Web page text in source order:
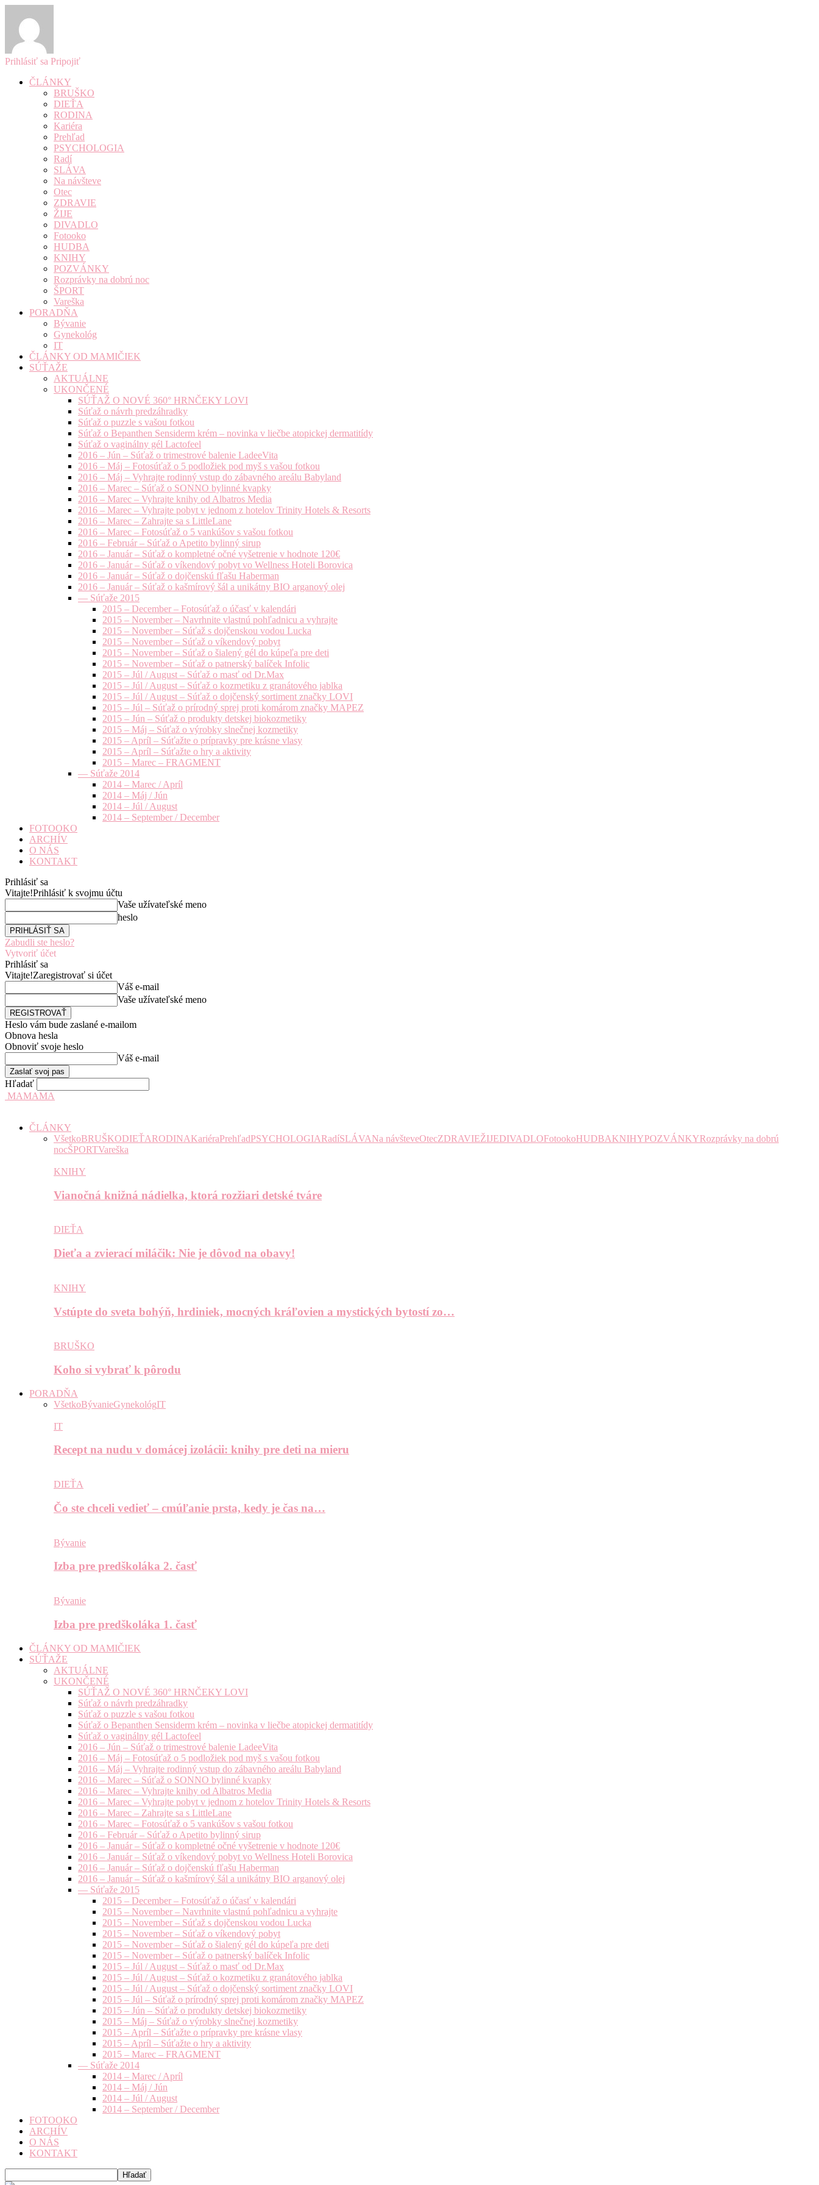
Prihlásiť sa Pripojiť
ČLÁNKY
BRUŠKO
DIEŤA
RODINA
Kariéra
Prehľad
PSYCHOLOGIA
Radí
SLÁVA
Na návšteve
Otec
ZDRAVIE
ŽIJE
DIVADLO
Fotooko
HUDBA
KNIHY
POZVÁNKY
Rozprávky na dobrú noc
ŠPORT
Vareška
PORADŇA
Bývanie
Gynekológ
IT
ČLÁNKY OD MAMIČIEK
SÚŤAŽE
AKTUÁLNE
UKONČENÉ
SÚŤAŽ O NOVÉ 360° HRNČEKY LOVI
Súťaž o návrh predzáhradky
Súťaž o puzzle s vašou fotkou
Súťaž o Bepanthen Sensiderm krém – novinka v liečbe atopickej dermatitídy
Súťaž o vaginálny gél Lactofeel
2016 – Jún – Súťaž o trimestrové balenie LadeeVita
2016 – Máj – Fotosúťaž o 5 podložiek pod myš s vašou fotkou
2016 – Máj – Vyhrajte rodinný vstup do zábavného areálu Babyland
2016 – Marec – Súťaž o SONNO bylinné kvapky
2016 – Marec – Vyhrajte knihy od Albatros Media
2016 – Marec – Vyhrajte pobyt v jednom z hotelov Trinity Hotels & Resorts
2016 – Marec – Zahrajte sa s LittleLane
2016 – Marec – Fotosúťaž o 5 vankúšov s vašou fotkou
2016 – Február – Súťaž o Apetito bylinný sirup
2016 – Január – Súťaž o kompletné očné vyšetrenie v hodnote 120€
2016 – Január – Súťaž o víkendový pobyt vo Wellness Hoteli Borovica
2016 – Január – Súťaž o dojčenskú fľašu Haberman
2016 – Január – Súťaž o kašmírový šál a unikátny BIO arganový olej
— Súťaže 2015
2015 – December – Fotosúťaž o účasť v kalendári
2015 – November – Navrhnite vlastnú pohľadnicu a vyhrajte
2015 – November – Súťaž s dojčenskou vodou Lucka
2015 – November – Súťaž o víkendový pobyt
2015 – November – Súťaž o šialený gél do kúpeľa pre deti
2015 – November – Súťaž o patnerský balíček Infolic
2015 – Júl / August – Súťaž o masť od Dr.Max
2015 – Júl / August – Súťaž o kozmetiku z granátového jablka
2015 – Júl / August – Súťaž o dojčenský sortiment značky LOVI
2015 – Júl – Súťaž o prírodný sprej proti komárom značky MAPEZ
2015 – Jún – Súťaž o produkty detskej biokozmetiky
2015 – Máj – Súťaž o výrobky slnečnej kozmetiky
2015 – Apríl – Súťažte o prípravky pre krásne vlasy
2015 – Apríl – Súťažte o hry a aktivity
2015 – Marec – FRAGMENT
— Súťaže 2014
2014 – Marec / Apríl
2014 – Máj / Jún
2014 – Júl / August
2014 – September / December
FOTOOKO
ARCHÍV
O NÁS
KONTAKT
Prihlásiť sa
Vitajte!Prihlásiť k svojmu účtu
Vaše užívateľské meno
heslo
Zabudli ste heslo?
Vytvoriť účet
Prihlásiť sa
Vitajte!Zaregistrovať si účet
Váš e-mail
Vaše užívateľské meno
Heslo vám bude zaslané e-mailom
Obnova hesla
Obnoviť svoje heslo
Váš e-mail
Hľadať
MAMAMA
ČLÁNKY
VšetkoBRUŠKODIEŤARODINAKariéraPrehľadPSYCHOLOGIARadíSLÁVANa návšteveOtecZDRAVIEŽIJEDIVADLOFotookoHUDBAKNIHYPOZVÁNKYRozprávky na dobrú
nocŠPORTVareška
KNIHY
Vianočná knižná nádielka, ktorá rozžiari detské tváre
DIEŤA
Dieťa a zvierací miláčik: Nie je dôvod na obavy!
KNIHY
Vstúpte do sveta bohýň, hrdiniek, mocných kráľovien a mystických bytostí zo…
BRUŠKO
Koho si vybrať k pôrodu
PORADŇA
VšetkoBývanieGynekológIT
IT
Recept na nudu v domácej izolácii: knihy pre deti na mieru
DIEŤA
Čo ste chceli vedieť – cmúľanie prsta, kedy je čas na…
Bývanie
Izba pre predškoláka 2. časť
Bývanie
Izba pre predškoláka 1. časť
ČLÁNKY OD MAMIČIEK
SÚŤAŽE
AKTUÁLNE
UKONČENÉ
SÚŤAŽ O NOVÉ 360° HRNČEKY LOVI
Súťaž o návrh predzáhradky
Súťaž o puzzle s vašou fotkou
Súťaž o Bepanthen Sensiderm krém – novinka v liečbe atopickej dermatitídy
Súťaž o vaginálny gél Lactofeel
2016 – Jún – Súťaž o trimestrové balenie LadeeVita
2016 – Máj – Fotosúťaž o 5 podložiek pod myš s vašou fotkou
2016 – Máj – Vyhrajte rodinný vstup do zábavného areálu Babyland
2016 – Marec – Súťaž o SONNO bylinné kvapky
2016 – Marec – Vyhrajte knihy od Albatros Media
2016 – Marec – Vyhrajte pobyt v jednom z hotelov Trinity Hotels & Resorts
2016 – Marec – Zahrajte sa s LittleLane
2016 – Marec – Fotosúťaž o 5 vankúšov s vašou fotkou
2016 – Február – Súťaž o Apetito bylinný sirup
2016 – Január – Súťaž o kompletné očné vyšetrenie v hodnote 120€
2016 – Január – Súťaž o víkendový pobyt vo Wellness Hoteli Borovica
2016 – Január – Súťaž o dojčenskú fľašu Haberman
2016 – Január – Súťaž o kašmírový šál a unikátny BIO arganový olej
— Súťaže 2015
2015 – December – Fotosúťaž o účasť v kalendári
2015 – November – Navrhnite vlastnú pohľadnicu a vyhrajte
2015 – November – Súťaž s dojčenskou vodou Lucka
2015 – November – Súťaž o víkendový pobyt
2015 – November – Súťaž o šialený gél do kúpeľa pre deti
2015 – November – Súťaž o patnerský balíček Infolic
2015 – Júl / August – Súťaž o masť od Dr.Max
2015 – Júl / August – Súťaž o kozmetiku z granátového jablka
2015 – Júl / August – Súťaž o dojčenský sortiment značky LOVI
2015 – Júl – Súťaž o prírodný sprej proti komárom značky MAPEZ
2015 – Jún – Súťaž o produkty detskej biokozmetiky
2015 – Máj – Súťaž o výrobky slnečnej kozmetiky
2015 – Apríl – Súťažte o prípravky pre krásne vlasy
2015 – Apríl – Súťažte o hry a aktivity
2015 – Marec – FRAGMENT
— Súťaže 2014
2014 – Marec / Apríl
2014 – Máj / Jún
2014 – Júl / August
2014 – September / December
FOTOOKO
ARCHÍV
O NÁS
KONTAKT